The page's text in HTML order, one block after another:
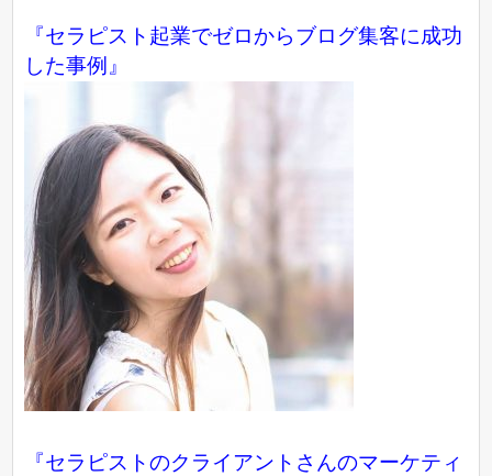
『セラピスト起業でゼロからブログ集客に成功
した事例 』
『セラピストのクライアントさんのマーケティ